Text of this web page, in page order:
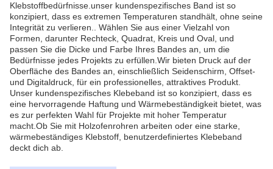
Klebstoffbedürfnisse.unser kundenspezifisches Band ist so
konzipiert, dass es extremen Temperaturen standhält, ohne seine
Integrität zu verlieren.. Wählen Sie aus einer Vielzahl von
Formen, darunter Rechteck, Quadrat, Kreis und Oval, und
passen Sie die Dicke und Farbe Ihres Bandes an, um die
Bedürfnisse jedes Projekts zu erfüllen.Wir bieten Druck auf der
Oberfläche des Bandes an, einschließlich Seidenschirm, Offset-
und Digitaldruck, für ein professionelles, attraktives Produkt.
Unser kundenspezifisches Klebeband ist so konzipiert, dass es
eine hervorragende Haftung und Wärmebeständigkeit bietet, was
es zur perfekten Wahl für Projekte mit hoher Temperatur
macht.Ob Sie mit Holzofenrohren arbeiten oder eine starke,
wärmebeständiges Klebstoff, benutzerdefiniertes Klebeband
deckt dich ab.